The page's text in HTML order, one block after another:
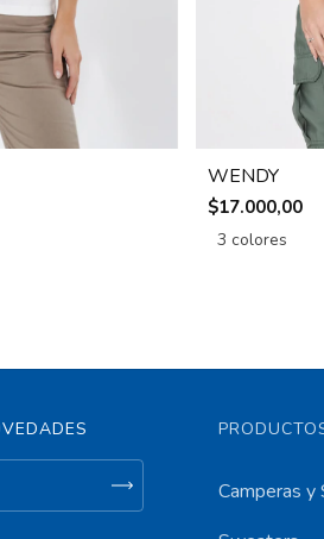
WENDY
$17.000,00
3 colores
Camperas y